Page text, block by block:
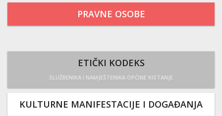
PRAVNE OSOBE
ETIČKI KODEKS
SLUŽBENIKA I NAMJEŠTENIKA OPĆINE KISTANJE
KULTURNE MANIFESTACIJE I DOGAĐANJA